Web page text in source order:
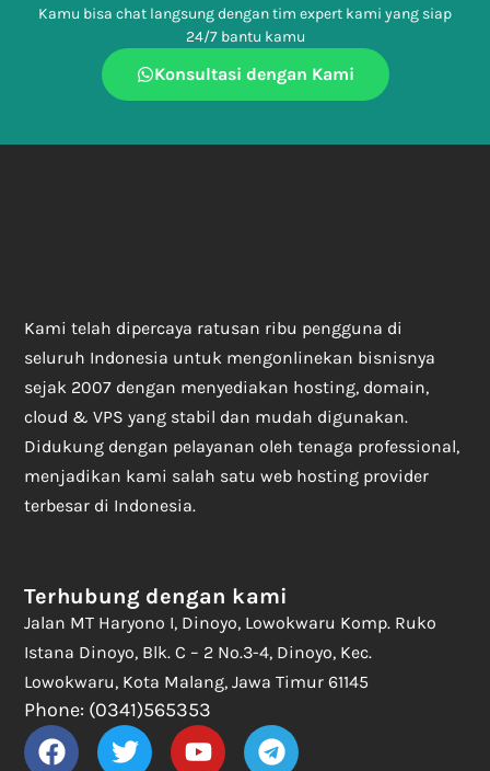
Kamu bisa chat langsung dengan tim expert kami yang siap
24/7 bantu kamu
Konsultasi dengan Kami
Kami telah dipercaya ratusan ribu pengguna di
seluruh Indonesia untuk mengonlinekan bisnisnya
sejak 2007 dengan menyediakan hosting, domain,
cloud & VPS yang stabil dan mudah digunakan.
Didukung dengan pelayanan oleh tenaga professional,
menjadikan kami salah satu web hosting provider
terbesar di Indonesia.
Terhubung dengan kami
Jalan MT Haryono I, Dinoyo, Lowokwaru Komp. Ruko
Istana Dinoyo, Blk. C – 2 No.3-4, Dinoyo, Kec.
Lowokwaru, Kota Malang, Jawa Timur 61145
Phone: (0341)565353